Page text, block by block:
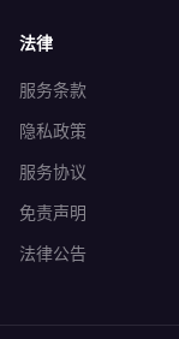
法律
服务条款
隐私政策
服务协议
免责声明
法律公告